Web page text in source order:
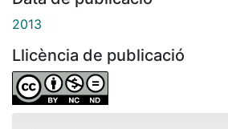
2013
Llicència de publicació